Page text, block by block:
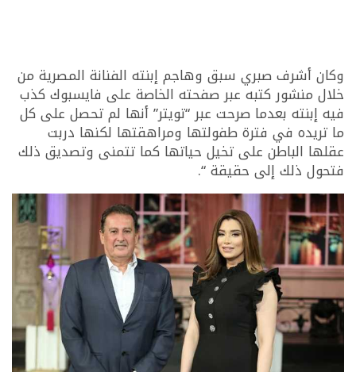
وكان أشرف صبري سبق وهاجم إبنته الفنانة المصرية من
خلال منشور كتبه عبر صفحته الخاصة على فايسبوك كذب
فيه إبنته بعدما صرحت عبر “تويتر” أنها لم تحصل على كل
ما تريده في فترة طفولتها ومراهقتها لكنها دربت
عقلها الباطن على تخيل حياتها كما تتمنى وتصديق ذلك
فتحول ذلك إلى حقيقة “.